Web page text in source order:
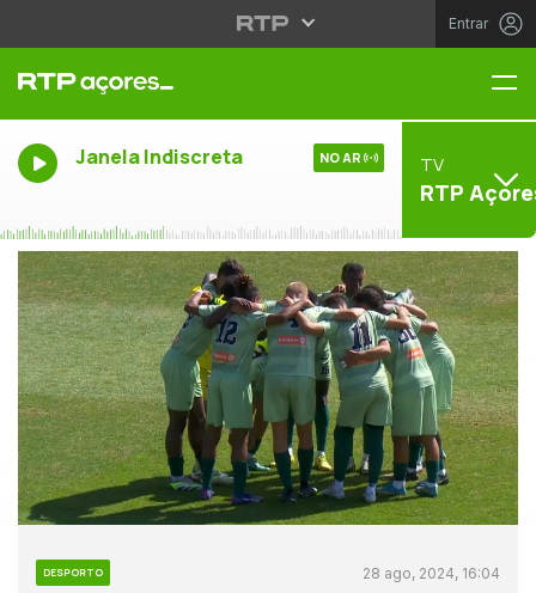
Entrar
Janela Indiscreta NO AR TV
RTP
DESPORTO 28 ago, 2024, 16:04